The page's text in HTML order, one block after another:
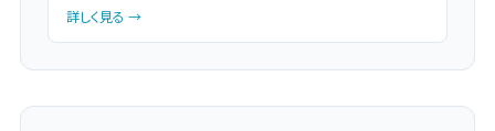
詳しく見る →